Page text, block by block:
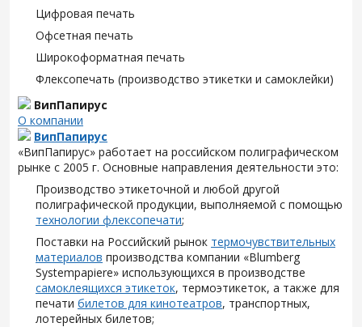
Цифровая печать
Офсетная печать
Широкоформатная печать
Флексопечать (производство этикетки и самоклейки)
ВипПапирус
О компании
ВипПапирус
«ВипПапирус» работает на российском полиграфическом
рынке с 2005 г. Основные направления деятельности это:
Производство этикеточной и любой другой
полиграфической продукции, выполняемой с помощью
технологии флексопечати;
Поставки на Российский рынок термочувствительных
материалов производства компании «Blumberg
Systempapiere» использующихся в производстве
самоклеящихся этикеток, термоэтикеток, а также для
печати билетов для кинотеатров, транспортных,
лотерейных билетов;